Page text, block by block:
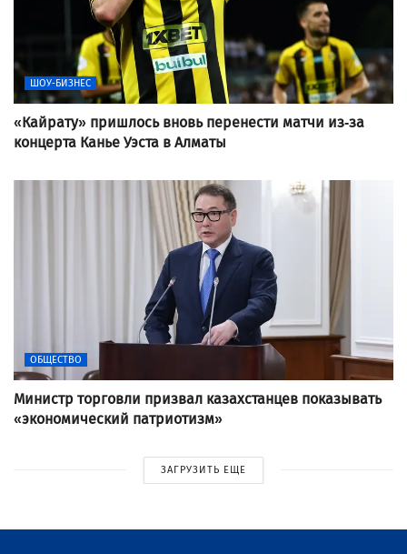
ШОУ-БИЗНЕС
«Кайрату» пришлось вновь перенести матчи из-за
концерта Канье Уэста в Алматы
ОБЩЕСТВО
Министр торговли призвал казахстанцев показывать
«экономический патриотизм»
ЗАГРУЗИТЬ ЕЩЕ